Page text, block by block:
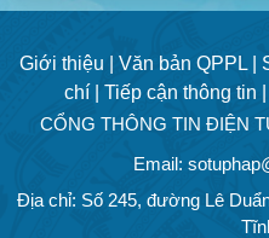
Giới thiệu | Văn bản QPPL |
chí |
Tiếp cận thông tin |
CỔNG THÔNG TIN ĐIỆN
Email:
Địa chỉ: Số 245, đường Lê